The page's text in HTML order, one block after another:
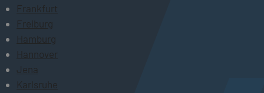
Frankfurt
Freiburg
Hamburg
Hannover
Jena
Karlsruhe